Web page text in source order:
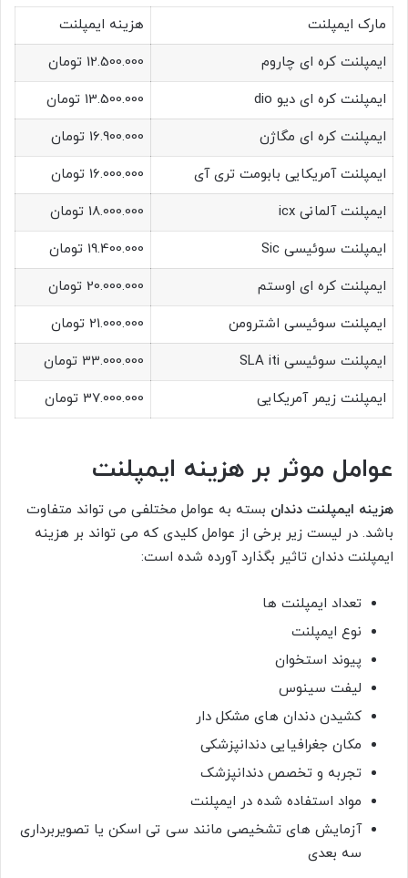
مارک ایمپلنت
هزینه ایمپلنت
ایمپلنت کره ای چاروم
12.500.000 تومان
ایمپلنت کره ای دیو dio
13.500.000 تومان
ایمپلنت کره ای مگاژن
16.900.000 تومان
ایمپلنت آمریکایی بابومت تری آی
16.000.000 تومان
ایمپلنت آلمانی icx
18.000.000 تومان
ایمپلنت سوئیسی Sic
19.400.000 تومان
ایمپلنت کره ای اوستم
20.000.000 تومان
ایمپلنت سوئیسی اشترومن
21.000.000 تومان
ایمپلنت سوئیسی SLA iti
33.000.000 تومان
ایمپلنت زیمر آمریکایی
37.000.000 تومان
عوامل موثر بر هزینه ایمپلنت
هزینه ایمپلنت دندان بسته به عوامل مختلفی می تواند متفاوت
باشد. در لیست زیر برخی از عوامل کلیدی که می تواند بر هزینه
ایمپلنت دندان تاثیر بگذارد آورده شده است:
تعداد ایمپلنت ها
نوع ایمپلنت
پیوند استخوان
لیفت سینوس
کشیدن دندان های مشکل دار
مکان جغرافیایی دندانپزشکی
تجربه و تخصص دندانپزشک
مواد استفاده شده در ایمپلنت
آزمایش های تشخیصی مانند سی تی اسکن یا تصویربرداری
سه بعدی